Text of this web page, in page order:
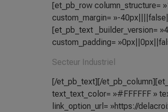
[et_pb_row column_structure=
custom_margin= »-
[et_pb_text _builder_version=
custom_padding=
Secteur Industriel
[/et_pb_text][/
text_text_color= »#FFFFFF »
link_option_url= »https://